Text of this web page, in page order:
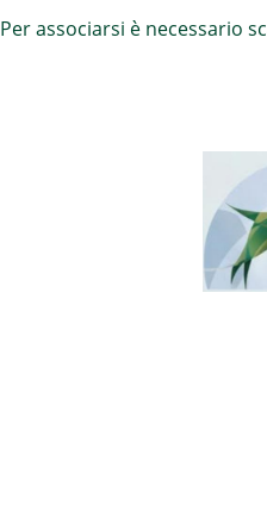
Per associarsi è necessario